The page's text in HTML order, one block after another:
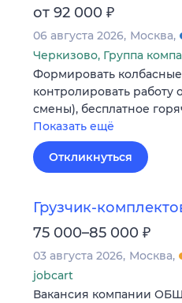
от 92 000 ₽
06 августа 2026 Москва
Черкизово, Группа
Формировать
контролировать
смены), бесплатное
Показать ещё
Откликнуться
Грузчик-
75 000–85 000 ₽
03 августа 2026 Москва
jobcart
Вакансия компании